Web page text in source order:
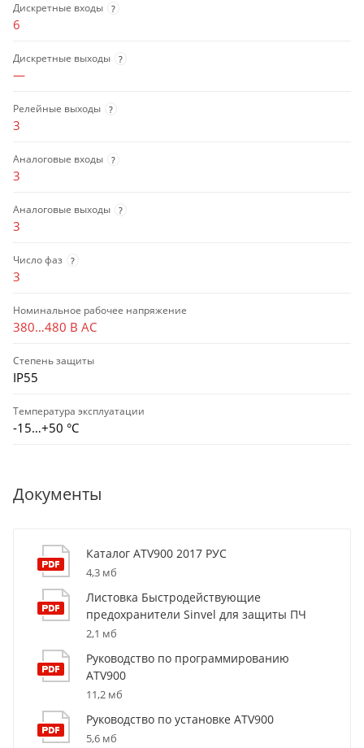
Дискретные входы ?
6
Дискретные выходы ?
—
Релейные выходы ?
3
Аналоговые входы ?
3
Аналоговые выходы ?
3
Число фаз ?
3
Номинальное рабочее напряжение
380…480 В AC
Степень защиты
IP55
Температура эксплуатации
-15…+50 °С
Документы
Каталог ATV900 2017 РУС
4,3 мб
Листовка Быстродействующие
предохранители Sinvel для защиты ПЧ
2,1 мб
Руководство по программированию
ATV900
11,2 мб
Руководство по установке ATV900
5,6 мб